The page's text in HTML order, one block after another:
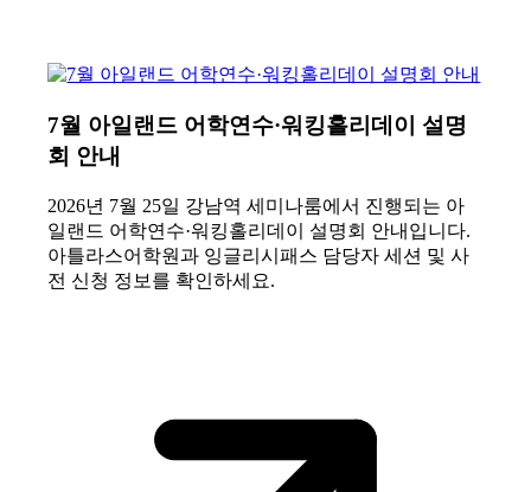
7월 아일랜드 어학연수·워킹홀리데이 설명
회 안내
2026년 7월 25일 강남역 세미나룸에서 진행되는 아
일랜드 어학연수·워킹홀리데이 설명회 안내입니다.
아틀라스어학원과 잉글리시패스 담당자 세션 및 사
전 신청 정보를 확인하세요.